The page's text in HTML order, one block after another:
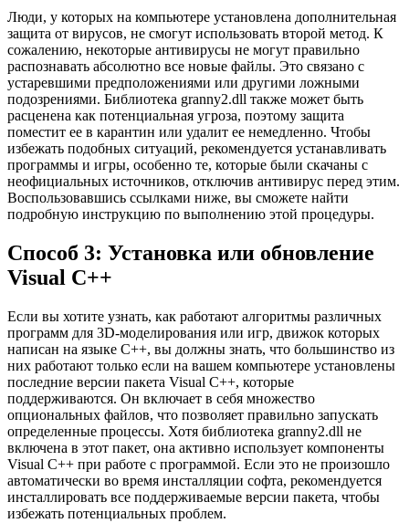
Люди, у которых на компьютере установлена дополнительная
защита от вирусов, не смогут использовать второй метод. К
сожалению, некоторые антивирусы не могут правильно
распознавать абсолютно все новые файлы. Это связано с
устаревшими предположениями или другими ложными
подозрениями. Библиотека granny2.dll также может быть
расценена как потенциальная угроза, поэтому защита
поместит ее в карантин или удалит ее немедленно. Чтобы
избежать подобных ситуаций, рекомендуется устанавливать
программы и игры, особенно те, которые были скачаны с
неофициальных источников, отключив антивирус перед этим.
Воспользовавшись ссылками ниже, вы сможете найти
подробную инструкцию по выполнению этой процедуры.
Способ 3: Установка или обновление
Visual C++
Если вы хотите узнать, как работают алгоритмы различных
программ для 3D-моделирования или игр, движок которых
написан на языке C++, вы должны знать, что большинство из
них работают только если на вашем компьютере установлены
последние версии пакета Visual C++, которые
поддерживаются. Он включает в себя множество
опциональных файлов, что позволяет правильно запускать
определенные процессы. Хотя библиотека granny2.dll не
включена в этот пакет, она активно использует компоненты
Visual C++ при работе с программой. Если это не произошло
автоматически во время инсталляции софта, рекомендуется
инсталлировать все поддерживаемые версии пакета, чтобы
избежать потенциальных проблем.